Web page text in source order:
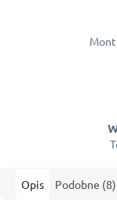
Opis Podobne (8)